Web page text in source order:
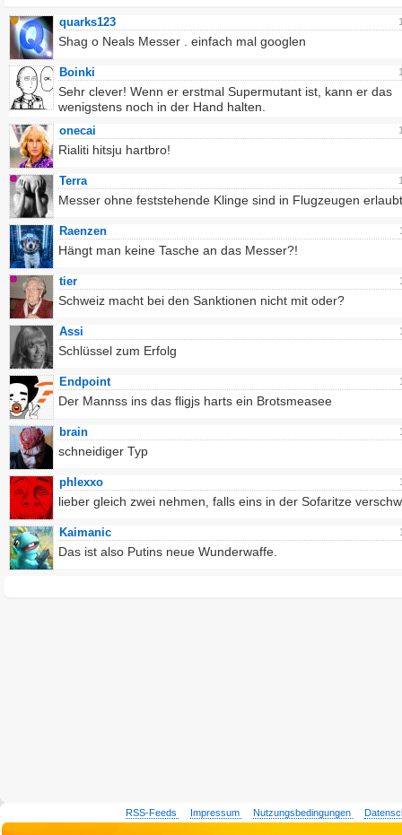
quarks123
Shag o Neals Messer . einfach mal googlen
Boinki
Sehr clever! Wenn er erstmal Supermutant ist, kann er das
wenigstens noch in der Hand halten.
onecai
Rialiti hitsju hartbro!
Terra
Messer ohne feststehende Klinge sind in Flugzeugen
Raenzen
Hängt man keine Tasche an das Messer?!
tier
Schweiz macht bei den Sanktionen nicht mit oder?
Assi
Schlüssel zum Erfolg
Endpoint
Der Mannss ins das fligjs harts ein Brotsmeasee
brain
schneidiger Typ
phlexxo
lieber gleich zwei nehmen, falls eins in der Sofaritze
Kaimanic
Das ist also Putins neue Wunderwaffe.
RSS-Feeds Impressum Nutzungsbedingungen